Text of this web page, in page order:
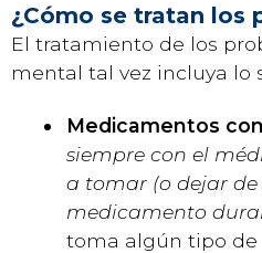
¿Cómo se tratan los
El tratamiento de los
mental tal vez incluya lo
Medicamentos
siempre con el
a tomar (o dejar
medicamento
toma algún tipo